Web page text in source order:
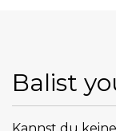
Balist